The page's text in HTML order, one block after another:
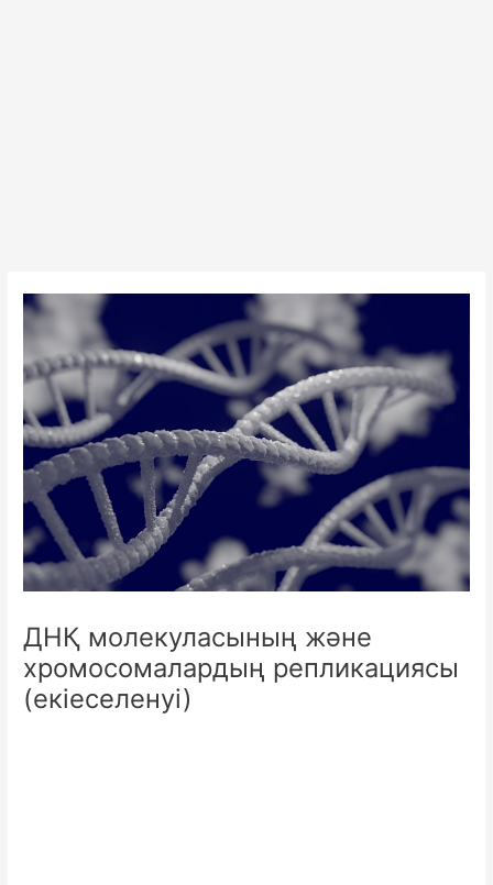
ДНҚ молекуласының және
хромосомалардың репликациясы
(екіеселенуі)